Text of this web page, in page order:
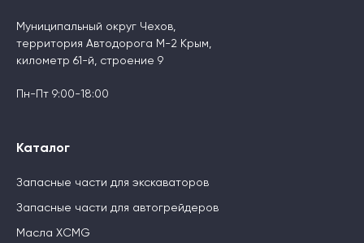
Муниципальный округ Чехов,
территория Автодорога М-2 Крым,
километр 61-й, строение 9
Пн-Пт 9:00-18:00
Каталог
Запасные части для экскаваторов
Запасные части для автогрейдеров
Масла XCMG